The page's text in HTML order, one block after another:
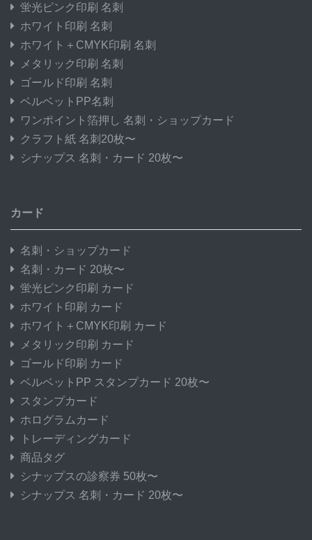
蛍光ピンク印刷 名刺
ホワイト印刷 名刺
ホワイト＋CMYK印刷 名刺
メタリック印刷 名刺
ゴールド印刷 名刺
ベルベットPP名刺
ワンポイント箔押し 名刺・ショップカード
クラフト紙 名刺20枚〜
シナップス 名刺・カード 20枚〜
カード
名刺・ショップカード
名刺・カード 20枚〜
蛍光ピンク印刷 カード
ホワイト印刷 カード
ホワイト＋CMYK印刷 カード
メタリック印刷 カード
ゴールド印刷 カード
ベルベットPP スタンプカード 20枚〜
スタンプカード
ホログラムカード
トレーディングカード
商品タグ
シナップスの診察券 50枚〜
シナップス 名刺・カード 20枚〜